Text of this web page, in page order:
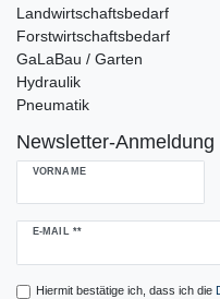
Landwirtschaftsbedarf
Forstwirtschaftsbedarf
GaLaBau / Garten
Hydraulik
Pneumatik
Newsletter-Anmeldung
VORNAME
E-MAIL **
Newsletter
Hiermit bestätige ich, dass ich die